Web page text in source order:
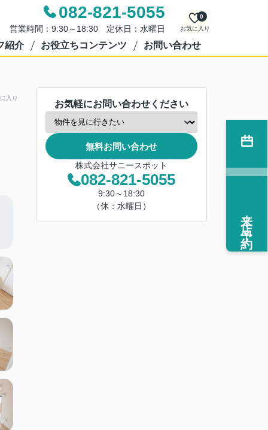
082-821-5055
営業時間：9:30～18:30 定休日：水曜日 お気に入り
0
紹介 お役立ちコンテンツ お問い合わせ
入り
お気軽にお問い合わせください
無料お問い合わせ
株式会社サニースポット
082-821-5055
9:30～18:30
（休：水曜日）
来店予約